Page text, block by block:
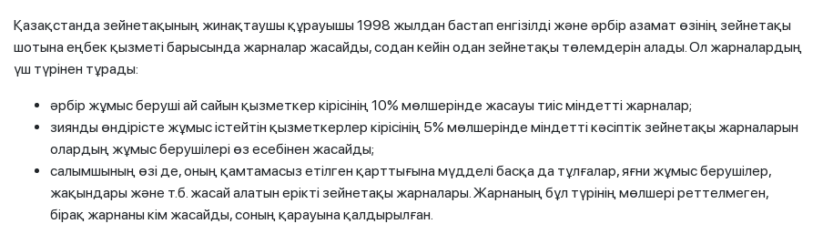
Қазақстанда зейнетақының жинақтаушы құрауышы 1998 жылдан бастап енгізілді және әрбір азамат өзінің зейнетақы
шотына еңбек қызметі барысында жарналар жасайды, содан кейін одан зейнетақы төлемдерін алады. Ол жарналардың
үш түрінен тұрады:
әрбір жұмыс беруші ай сайын қызметкер кірісінің 10% мөлшерінде жасауы тиіс міндетті жарналар;
зиянды өндірісте жұмыс істейтін қызметкерлер кірісінің 5% мөлшерінде міндетті кәсіптік зейнетақы жарналарын
олардың жұмыс берушілері өз есебінен жасайды;
салымшының өзі де, оның қамтамасыз етілген қарттығына мүдделі басқа да тұлғалар, яғни жұмыс берушілер,
жақындары және т.б. жасай алатын ерікті зейнетақы жарналары. Жарнаның бұл түрінің мөлшері реттелмеген,
бірақ жарнаны кім жасайды, соның қарауына қалдырылған.